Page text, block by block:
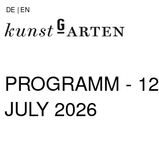
DE | EN
ABOUT
COLLECTION
PROGRAMM -
JULY 2026